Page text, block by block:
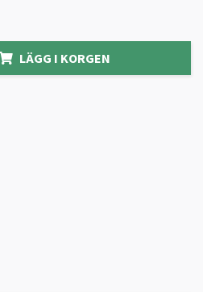
LÄGG I KORGEN